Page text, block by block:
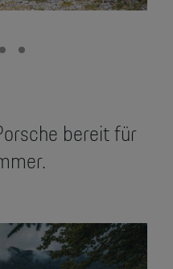
bereit für